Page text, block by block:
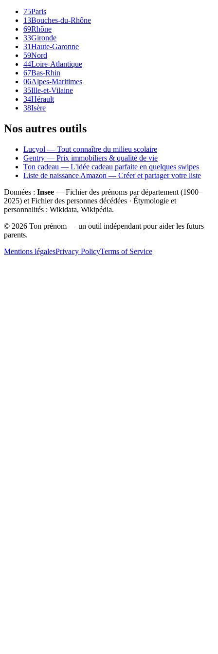
75Paris
13Bouches-du-Rhône
69Rhône
33Gironde
31Haute-Garonne
59Nord
44Loire-Atlantique
67Bas-Rhin
06Alpes-Maritimes
35Ille-et-Vilaine
34Hérault
38Isère
Nos autres outils
Lucyol — Tout connaître du milieu scolaire
Gentry — Prix immobiliers & qualité de vie
Ton cadeau — L'idée cadeau parfaite en quelques swipes
Liste de naissance Amazon — Créer et partager votre liste
Données : Insee — Fichier des prénoms par département (1900–
2025) et Fichier des personnes décédées · Étymologie et
personnalités : Wikidata, Wikipédia.
© 2026 Ton prénom — un outil indépendant pour aider les futurs
parents.
Mentions légalesPrivacy PolicyTerms of Service